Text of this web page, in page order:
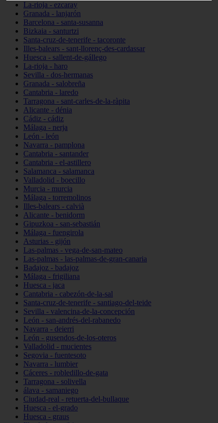
La-rioja - ezcaray
Granada - lanjarón
Barcelona - santa-susanna
Bizkaia - santurtzi
Santa-cruz-de-tenerife - tacoronte
Illes-balears - sant-llorenç-des-cardassar
Huesca - sallent-de-gállego
La-rioja - haro
Sevilla - dos-hermanas
Granada - salobreña
Cantabria - laredo
Tarragona - sant-carles-de-la-ràpita
Alicante - dénia
Cádiz - cádiz
Málaga - nerja
León - león
Navarra - pamplona
Cantabria - santander
Cantabria - el-astillero
Salamanca - salamanca
Valladolid - boecillo
Murcia - murcia
Málaga - torremolinos
Illes-balears - calvià
Alicante - benidorm
Gipuzkoa - san-sebastián
Málaga - fuengirola
Asturias - gijón
Las-palmas - vega-de-san-mateo
Las-palmas - las-palmas-de-gran-canaria
Badajoz - badajoz
Málaga - frigiliana
Huesca - jaca
Cantabria - cabezón-de-la-sal
Santa-cruz-de-tenerife - santiago-del-teide
Sevilla - valencina-de-la-concepción
León - san-andrés-del-rabanedo
Navarra - deierri
León - gusendos-de-los-oteros
Valladolid - mucientes
Segovia - fuentesoto
Navarra - lumbier
Cáceres - robledillo-de-gata
Tarragona - solivella
álava - samaniego
Ciudad-real - retuerta-del-bullaque
Huesca - el-grado
Huesca - graus